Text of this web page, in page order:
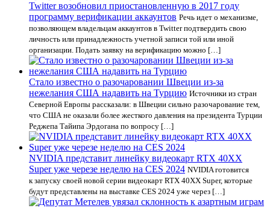
Twitter возобновил приостановленную в 2017 году
программу верификации аккаунтов Речь идет о механизме,
позволяющем владельцам аккаунтов в Twitter подтвердить свою
личность или принадлежность учетной записи той или иной
организации. Подать заявку на верификацию можно […]
Стало известно о разочаровании Швеции из-за
нежелания США надавить на Турцию Источники из стран
Северной Европы рассказали: в Швеции сильно разочарование тем,
что США не оказали более жесткого давления на президента Турции
Реджепа Тайипа Эрдогана по вопросу […]
NVIDIA представит линейку видеокарт RTX 40XX
Super уже черезе неделю на CES 2024 NVIDIA готовится
к запуску своей новой серии видеокарт RTX 40XX Super, которые
будут представлены на выставке CES 2024 уже через […]